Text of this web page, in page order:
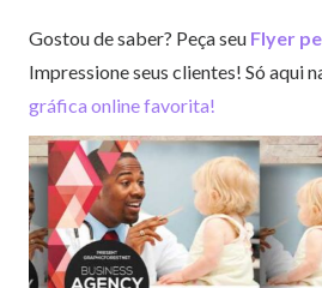
Gostou de saber? Peça seu Flyer
Impressione seus clientes! Só aqui
gráfica online favorita!